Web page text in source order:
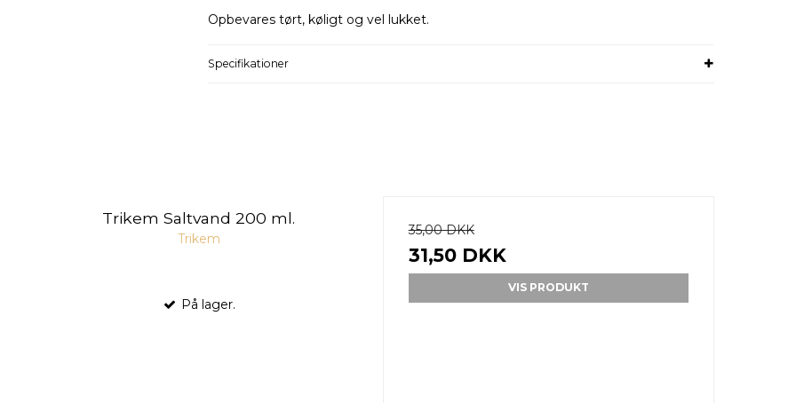
Opbevares tørt, køligt og vel lukket.
Specifikationer
Trikem Saltvand 200 ml.
Trikem
På lager.
35,00 DKK
31,50 DKK
VIS PRODUKT